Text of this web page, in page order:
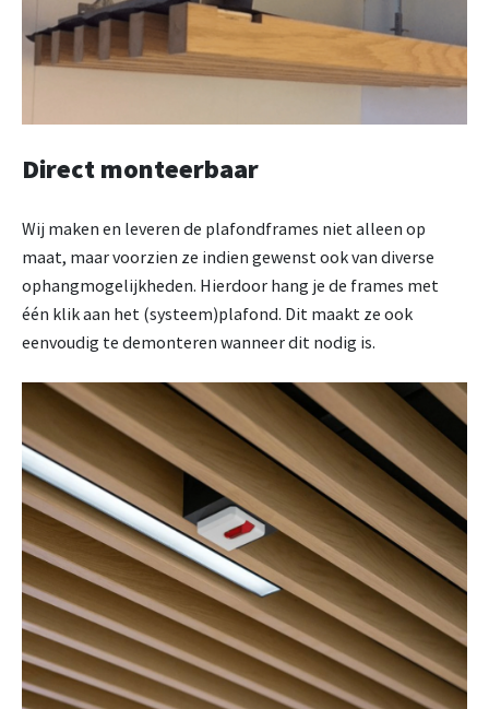
Direct monteerbaar
Wij maken en leveren de plafondframes niet alleen op
maat, maar voorzien ze indien gewenst ook van diverse
ophangmogelijkheden. Hierdoor hang je de frames met
één klik aan het (systeem)plafond. Dit maakt ze ook
eenvoudig te demonteren wanneer dit nodig is.